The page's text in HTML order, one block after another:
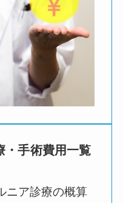
・手術費用一覧
ニア診療の概算